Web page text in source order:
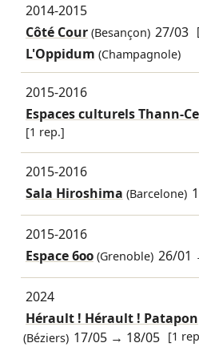
2014-2015
Côté Cour(Besançon) 27/03
L'Oppidum (Champagnole)
2015-2016
Espaces culturels Thann-
[1 rep.]
2015-2016
Sala Hiroshima (Barcelone)
2015-2016
Espace 600(Grenoble) 26/01
2024
Hérault ! Hérault ! Patapon
(Béziers) 17/05 → 18/05 [1